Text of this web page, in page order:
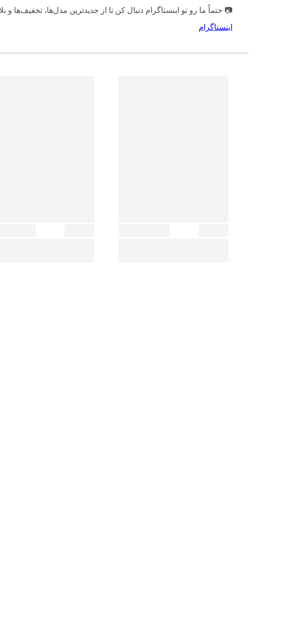
📷 حتماً ما رو تو اینستاگرام دنبال کن تا از جدیدترین مدل‌ها، تخفیف‌ها و
اینستاگرام